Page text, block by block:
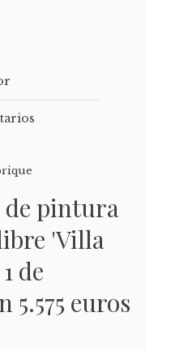
pintura
'Villa
de
5.575 euros